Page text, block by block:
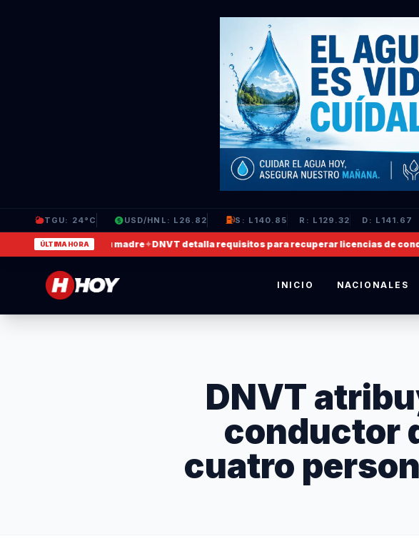
TGU: 24°C USD/HNL: L26.82 S: L140.85 R: L129.32 D: L141.67
ÚLTIMA HORA
que agrede a su madre✦DNVT detalla requisitos para recuperar licencias de conducir
INICIO NACIONALES
DNVT
conductor
cuatro